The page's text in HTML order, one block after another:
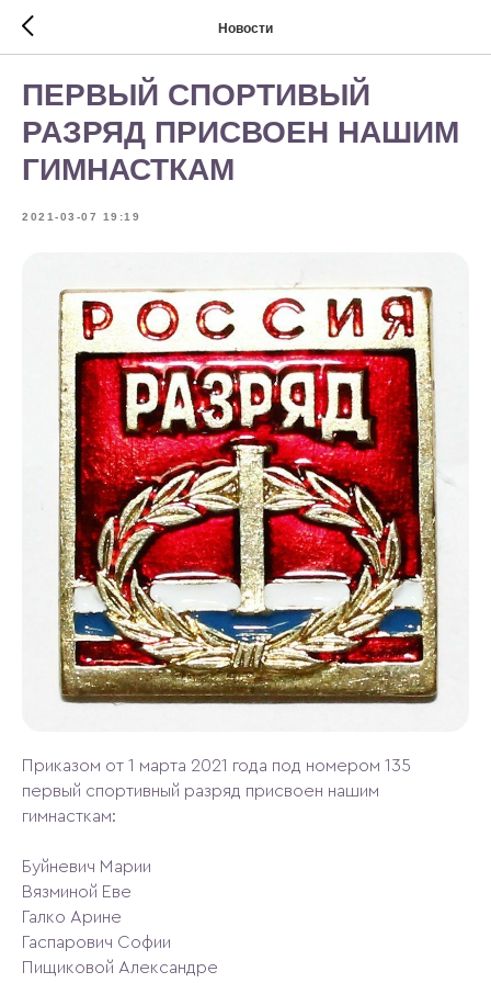
Новости
ПЕРВЫЙ СПОРТИВЫЙ
РАЗРЯД ПРИСВОЕН НАШИМ
ГИМНАСТКАМ
2021-03-07 19:19
Приказом от 1 марта 2021 года под номером 135
первый спортивный разряд присвоен нашим
гимнасткам:
Буйневич Марии
Вязминой Еве
Галко Арине
Гаспарович Софии
Пищиковой Александре